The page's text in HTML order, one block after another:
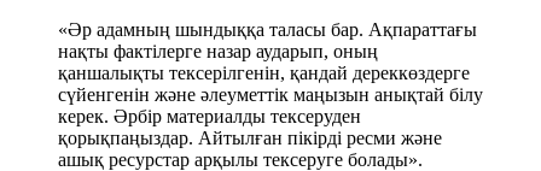
«Әр адамның шындыққа таласы бар. Ақпараттағы
нақты фактілерге назар аударып, оның
қаншалықты тексерілгенін, қандай дереккөздерге
сүйенгенін және әлеуметтік маңызын анықтай білу
керек. Әрбір материалды тексеруден
қорықпаңыздар. Айтылған пікірді ресми және
ашық ресурстар арқылы тексеруге болады».